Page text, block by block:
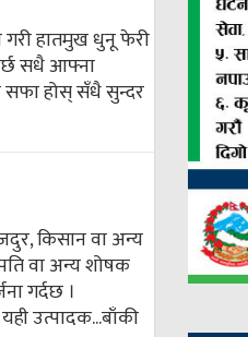
हातमुख धुनू फेरी
सधै आफ्ना
सफा होस् सँधै सुन्दर
किसान वा अन्य
वा अन्य शोषक
गर्दछ ।
उत्पादक...बाँकी